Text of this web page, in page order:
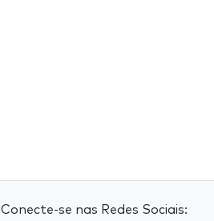
Conecte-se nas Redes Sociais: